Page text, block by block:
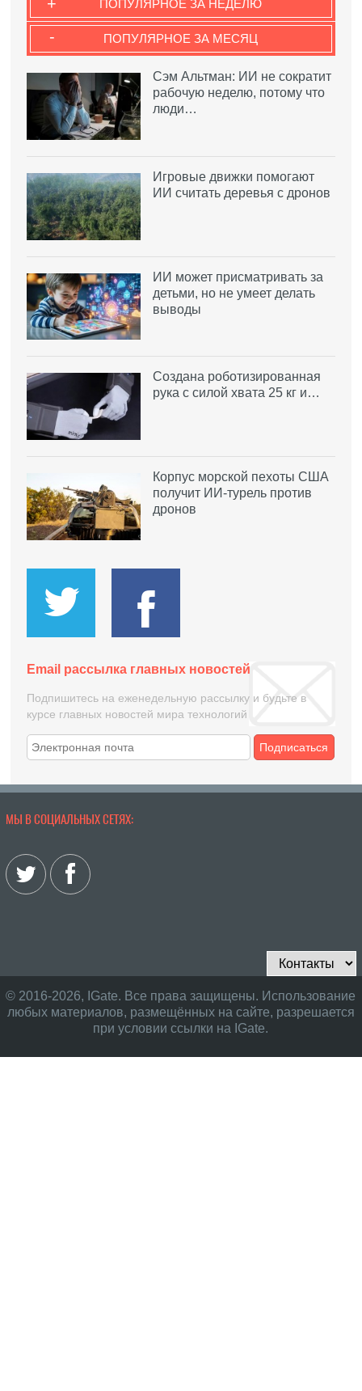
ПОПУЛЯРНОЕ ЗА НЕДЕЛЮ
ПОПУЛЯРНОЕ ЗА МЕСЯЦ
-
Сэм Альтман: ИИ не сократит
рабочую неделю, потому что
люди…
Игровые движки помогают
ИИ считать деревья с дронов
ИИ может присматривать за
детьми, но не умеет делать
выводы
Создана роботизированная
рука с силой хвата 25 кг и…
Корпус морской пехоты США
получит ИИ-турель против
дронов
Email рассылка главных новостей
Подпишитесь на еженедельную рассылку и будьте в
курсе главных новостей мира технологий
Подписаться
МЫ В СОЦИАЛЬНЫХ СЕТЯХ:
© 2016-2026, IGate. Все права защищены. Использование
любых материалов, размещённых на сайте, разрешается
при условии ссылки на IGate.